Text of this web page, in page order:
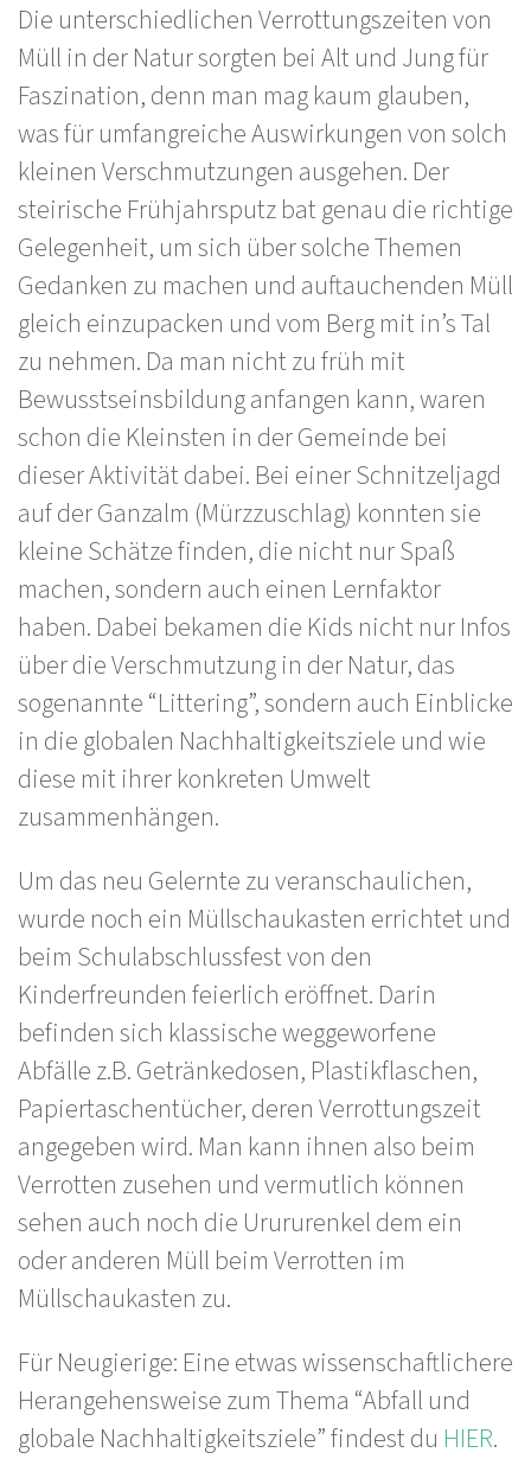
Die unterschiedlichen Verrottungszeiten von
Müll in der Natur sorgten bei Alt und Jung für
Faszination, denn man mag kaum glauben,
was für umfangreiche Auswirkungen von solch
kleinen Verschmutzungen ausgehen. Der
steirische Frühjahrsputz bat genau die richtige
Gelegenheit, um sich über solche Themen
Gedanken zu machen und auftauchenden Müll
gleich einzupacken und vom Berg mit in’s Tal
zu nehmen. Da man nicht zu früh mit
Bewusstseinsbildung anfangen kann, waren
schon die Kleinsten in der Gemeinde bei
dieser Aktivität dabei. Bei einer Schnitzeljagd
auf der Ganzalm (Mürzzuschlag) konnten sie
kleine Schätze finden, die nicht nur Spaß
machen, sondern auch einen Lernfaktor
haben. Dabei bekamen die Kids nicht nur Infos
über die Verschmutzung in der Natur, das
sogenannte “Littering”, sondern auch Einblicke
in die globalen Nachhaltigkeitsziele und wie
diese mit ihrer konkreten Umwelt
zusammenhängen.
Um das neu Gelernte zu veranschaulichen,
wurde noch ein Müllschaukasten errichtet und
beim Schulabschlussfest von den
Kinderfreunden feierlich eröffnet. Darin
befinden sich klassische weggeworfene
Abfälle z.B. Getränkedosen, Plastikflaschen,
Papiertaschentücher, deren Verrottungszeit
angegeben wird. Man kann ihnen also beim
Verrotten zusehen und vermutlich können
sehen auch noch die Urururenkel dem ein
oder anderen Müll beim Verrotten im
Müllschaukasten zu.
Für Neugierige: Eine etwas wissenschaftlichere
Herangehensweise zum Thema “Abfall und
globale Nachhaltigkeitsziele” findest du HIER.